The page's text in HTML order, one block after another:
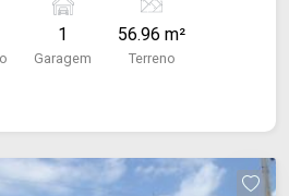
piscina, área gourmet com
coletiva.
1
Garagem
56.96 m²
Terreno